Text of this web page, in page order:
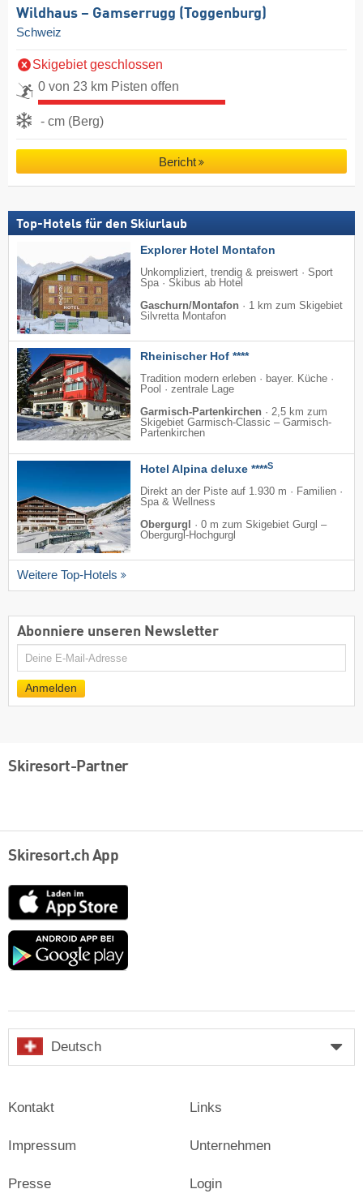
Wildhaus – Gamserrugg (Toggenburg)
Schweiz
Skigebiet geschlossen
0 von 23 km Pisten offen
- cm (Berg)
Bericht
Top-Hotels für den Skiurlaub
Explorer Hotel Montafon
Unkompliziert, trendig & preiswert · Sport
Spa · Skibus ab Hotel
Gaschurn/Montafon · 1 km zum Skigebiet
Silvretta Montafon
Rheinischer Hof ****
Tradition modern erleben · bayer. Küche ·
Pool · zentrale Lage
Garmisch-Partenkirchen · 2,5 km zum
Skigebiet Garmisch-Classic – Garmisch-
Partenkirchen
Hotel Alpina deluxe ****S
Direkt an der Piste auf 1.930 m · Familien ·
Spa & Wellness
Obergurgl
· 0 m zum Skigebiet Gurgl –
Obergurgl-Hochgurgl
Weitere Top-Hotels
Abonniere unseren Newsletter
E-
Anmelden
Skiresort-Partner
Skiresort.ch App
App
Store
Google
Deutsch
Kontakt
Impressum
Presse
Links
Unternehmen
Login